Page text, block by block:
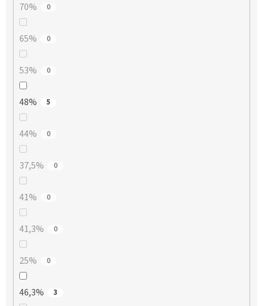
70% 0
65% 0
53% 0
48% 5
44% 0
37,5% 0
41% 0
41,3% 0
25% 0
46,3% 3